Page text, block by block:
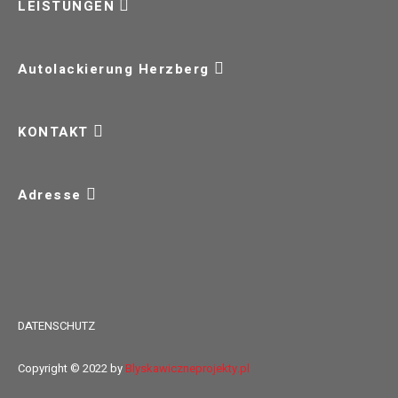
LEISTUNGEN
Autolackierung Herzberg
KONTAKT
Adresse
DATENSCHUTZ
Copyright © 2022 byBlyskawiczneprojekty.pl